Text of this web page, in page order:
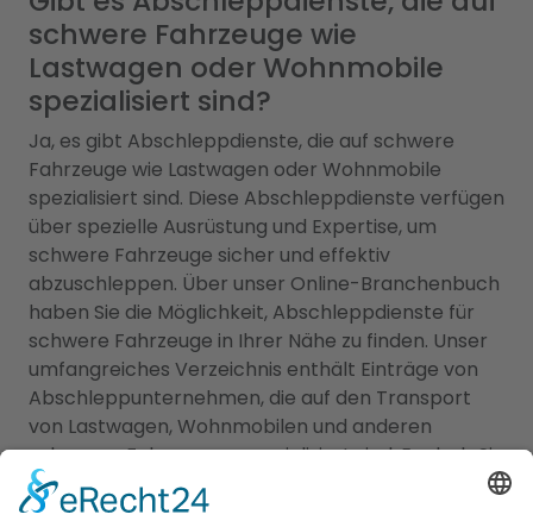
schwere Fahrzeuge wie
Lastwagen oder Wohnmobile
spezialisiert sind?
Ja, es gibt Abschleppdienste, die auf schwere
Fahrzeuge wie Lastwagen oder Wohnmobile
spezialisiert sind. Diese Abschleppdienste verfügen
über spezielle Ausrüstung und Expertise, um
schwere Fahrzeuge sicher und effektiv
abzuschleppen. Über unser Online-Branchenbuch
haben Sie die Möglichkeit, Abschleppdienste für
schwere Fahrzeuge in Ihrer Nähe zu finden. Unser
umfangreiches Verzeichnis enthält Einträge von
Abschleppunternehmen, die auf den Transport
von Lastwagen, Wohnmobilen und anderen
schweren Fahrzeugen spezialisiert sind. Egal, ob Sie
eine Panne mit Ihrem LKW haben oder Ihr
Wohnmobil nach einem Unfall abgeschleppt